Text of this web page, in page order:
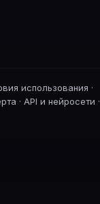
использования ·
· API и нейросети ·